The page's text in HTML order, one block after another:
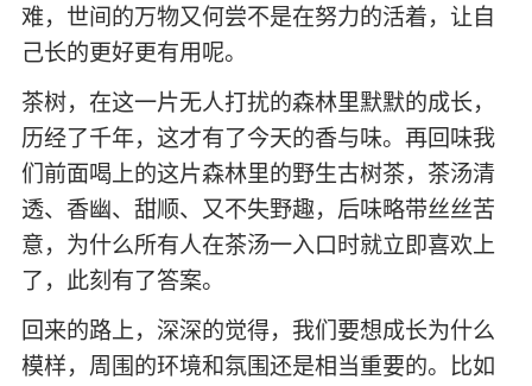
难，世间的万物又何尝不是在努力的活着，让自
己长的更好更有用呢。
茶树，在这一片无人打扰的森林里默默的成长，
历经了千年，这才有了今天的香与味。再回味我
们前面喝上的这片森林里的野生古树茶，茶汤清
透、香幽、甜顺、又不失野趣，后味略带丝丝苦
意，为什么所有人在茶汤一入口时就立即喜欢上
了，此刻有了答案。
回来的路上，深深的觉得，我们要想成长为什么
模样，周围的环境和氛围还是相当重要的。比如